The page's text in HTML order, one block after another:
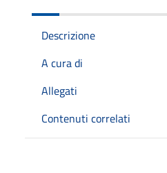
Descrizione
A cura di
Allegati
Contenuti correlati